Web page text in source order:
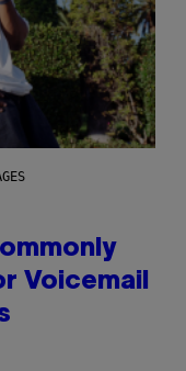
Voicemail